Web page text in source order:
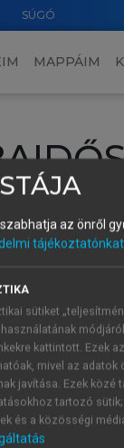
SÚGÓ
MAPPÁIM
lépj be a
1 óra
után a
az önről
tájékoztatónkat
sütiket
kattintott. Ezek
mivel az
javítása. Ezek közé
tartozó
és a közösségi